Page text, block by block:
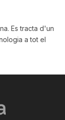
Es tracta d'un
a tot el